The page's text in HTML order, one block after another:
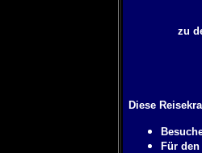
zu
Diese
Für